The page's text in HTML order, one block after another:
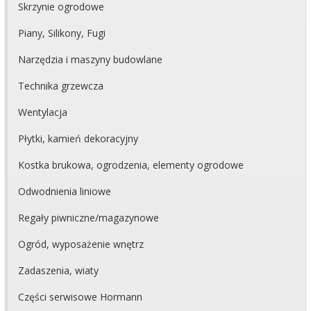
Skrzynie ogrodowe
Piany, Silikony, Fugi
Narzędzia i maszyny budowlane
Technika grzewcza
Wentylacja
Płytki, kamień dekoracyjny
Kostka brukowa, ogrodzenia, elementy ogrodowe
Odwodnienia liniowe
Regały piwniczne/magazynowe
Ogród, wyposażenie wnętrz
Zadaszenia, wiaty
Części serwisowe Hormann